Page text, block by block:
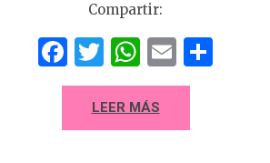
Compartir:
Facebook
Twitter
WhatsApp
Email
LEER MÁS